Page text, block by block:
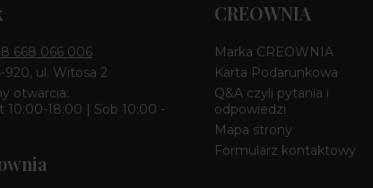
668 066 006
920, ul. Witosa 2
otwarcia:
10:00-18:00 | Sob 10:00 -
CREOWNIA
Marka CREOWNIA
Karta Podarunkowa
Q&A czyli pytania i
odpowiedzi
Mapa strony
Formularz kontaktowy